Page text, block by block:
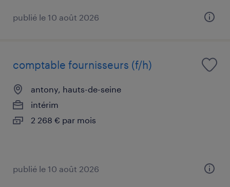
publié le 10 août 2026
comptable fournisseurs (f/h)
antony, hauts-de-seine
intérim
2 268 € par mois
publié le 10 août 2026